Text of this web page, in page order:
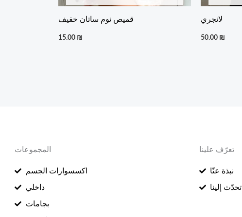
قميص نوم ساتان خفيف
15.00 ₪
لانجري
50.00 ₪
المجموعات
اكسسوارات الجسم
داخلي
بجامات
تعرّف علينا
نبذة عنّا
تحدّث إلينا